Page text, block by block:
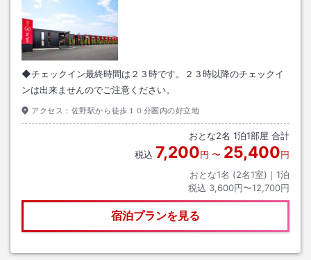
◆チェックイン最終時間は２３時です。２３時以降のチェックイ
ンは出来ませんのでご注意ください。
アクセス： 佐野駅から徒歩１０分圏内の好立地
おとな2名 1泊1部屋 合計
税込 7,200円 〜 25,400円
おとな1名 (2名1室)｜ 1泊
税込 3,600円〜12,700円
宿泊プランを見る